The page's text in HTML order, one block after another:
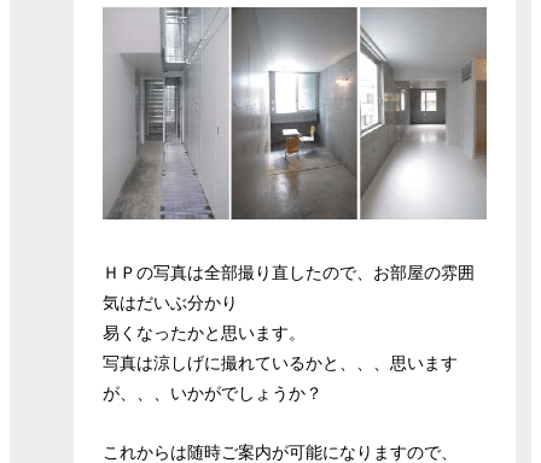
ＨＰの写真は全部撮り直したので、お部屋の雰囲
気はだいぶ分かり
易くなったかと思います。
写真は涼しげに撮れているかと、、、思います
が、、、いかがでしょうか？
これからは随時ご案内が可能になりますので、